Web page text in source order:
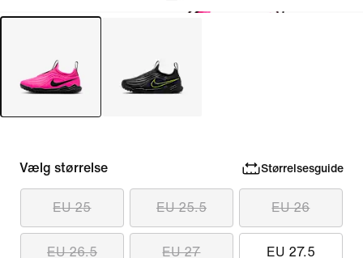
Vælg størrelse Størrelsesguide
EU 25 EU 25.5 EU 26
EU 26.5 EU 27 EU 27.5